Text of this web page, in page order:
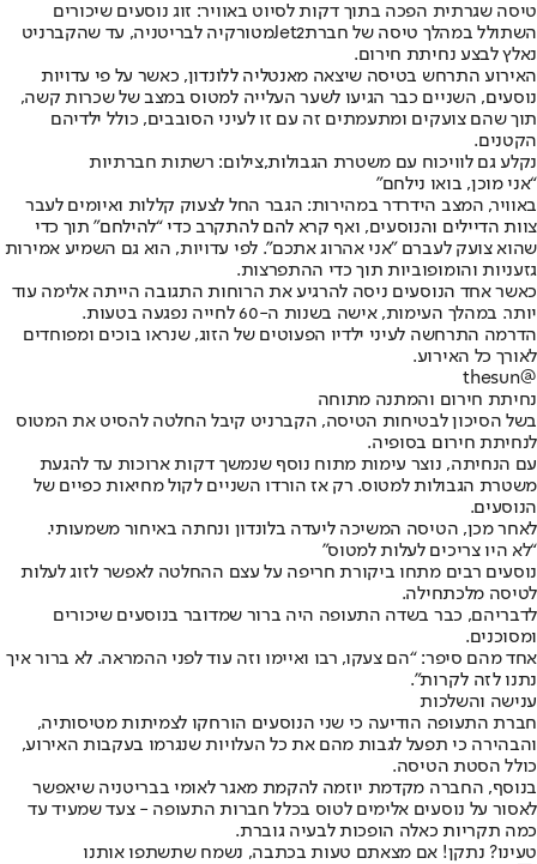
טיסה שגרתית הפכה בתוך דקות לסיוט באוויר: זוג נוסעים שיכורים
השתולל במהלך טיסה של חברתJet2מטורקיה לבריטניה, עד שהקברניט
נאלץ לבצע נחיתת חירום.
האירוע התרחש בטיסה שיצאה מאנטליה ללונדון, כאשר על פי עדויות
נוסעים, השניים כבר הגיעו לשער העלייה למטוס במצב של שכרות קשה,
תוך שהם צועקים ומתעמתים זה עם זו לעיני הסובבים, כולל ילדיהם
הקטנים.
נקלע גם לוויכוח עם משטרת הגבולות,צילום: רשתות חברתיות
“אני מוכן, בואו נילחם”
באוויר, המצב הידרדר במהירות: הגבר החל לצעוק קללות ואיומים לעבר
צוות הדיילים והנוסעים, ואף קרא להם להתקרב כדי “להילחם” תוך כדי
שהוא צועק לעברם "אני אהרוג אתכם". לפי עדויות, הוא גם השמיע אמירות
גזעניות והומופוביות תוך כדי ההתפרצות.
כאשר אחד הנוסעים ניסה להרגיע את הרוחות התגובה הייתה אלימה עוד
יותר. במהלך העימות, אישה בשנות ה-60 לחייה נפגעה בטעות.
הדרמה התרחשה לעיני ילדיו הפעוטים של הזוג, שנראו בוכים ומפוחדים
לאורך כל האירוע.
@thesun
נחיתת חירום והמתנה מתוחה
בשל הסיכון לבטיחות הטיסה, הקברניט קיבל החלטה להסיט את המטוס
לנחיתת חירום בסופיה.
עם הנחיתה, נוצר עימות מתוח נוסף שנמשך דקות ארוכות עד להגעת
משטרת הגבולות למטוס. רק אז הורדו השניים לקול מחיאות כפיים של
הנוסעים.
לאחר מכן, הטיסה המשיכה ליעדה בלונדון ונחתה באיחור משמעותי.
“לא היו צריכים לעלות למטוס”
נוסעים רבים מתחו ביקורת חריפה על עצם ההחלטה לאפשר לזוג לעלות
לטיסה מלכתחילה.
לדבריהם, כבר בשדה התעופה היה ברור שמדובר בנוסעים שיכורים
ומסוכנים.
אחד מהם סיפר: “הם צעקו, רבו ואיימו וזה עוד לפני ההמראה. לא ברור איך
נתנו לזה לקרות”.
ענישה והשלכות
חברת התעופה הודיעה כי שני הנוסעים הורחקו לצמיתות מטיסותיה,
והבהירה כי תפעל לגבות מהם את כל העלויות שנגרמו בעקבות האירוע,
כולל הסטת הטיסה.
בנוסף, החברה מקדמת יוזמה להקמת מאגר לאומי בבריטניה שיאפשר
לאסור על נוסעים אלימים לטוס בכלל חברות התעופה - צעד שמעיד עד
כמה תקריות כאלה הופכות לבעיה גוברת.
טעינו? נתקן! אם מצאתם טעות בכתבה, נשמח שתשתפו אותנו